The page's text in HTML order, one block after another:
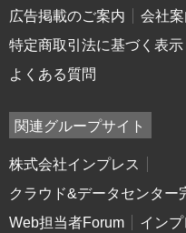
広告掲載のご案内
会社
特定商取引法に基づく表示
よくある質問
関連グループサイト
株式会社インプレス
クラウド&データセンター
Web担当者Forum
イン